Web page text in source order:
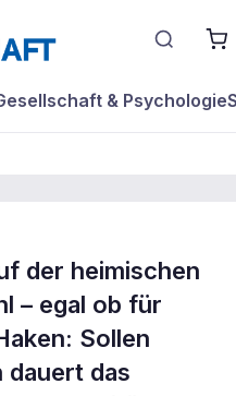
& Psychologie
der heimischen
– egal ob für
Sollen
dauert das